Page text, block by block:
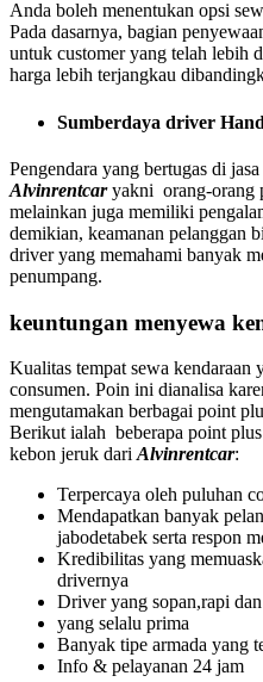
Anda boleh menentukan opsi
Pada dasarnya, bagian
untuk customer yang telah lebih
harga lebih terjangkau
Sumberdaya driver
Pengendara yang bertugas di
Alvinrentcaryakni orang-orang
melainkan juga memiliki
demikian, keamanan pelanggan
driver yang memahami banyak
penumpang.
keuntungan menyewa
Kualitas tempat sewa kendaraan
consumen. Poin ini dianalisa
mengutamakan berbagai point
Berikut ialah beberapa point
kebon jeruk dari Alvinrentcar:
Terpercaya oleh puluhan
Mendapatkan banyak
jabodetabek serta respon
Kredibilitas yang
drivernya
Driver yang sopan,rapi
yang selalu prima
Banyak tipe armada yang
Info & pelayanan 24 jam